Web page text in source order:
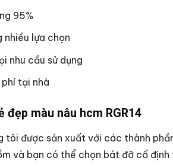
95%
nhiều lựa chọn
nhu cầu sử dụng
tại nhà
màu nâu hcm RGR14
tôi được sản xuất với các thành
và bạn có thể chọn bát đỡ cố